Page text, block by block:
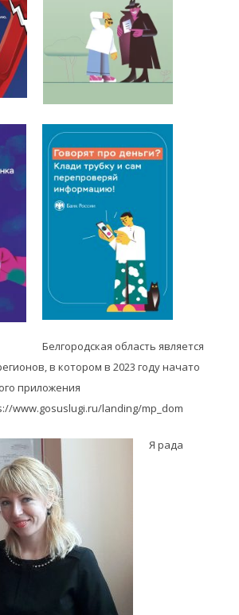
Белгородская область является
в котором в 2023 году начато
приложения
www.gosuslugi.ru/landing/mp_dom
Я рада